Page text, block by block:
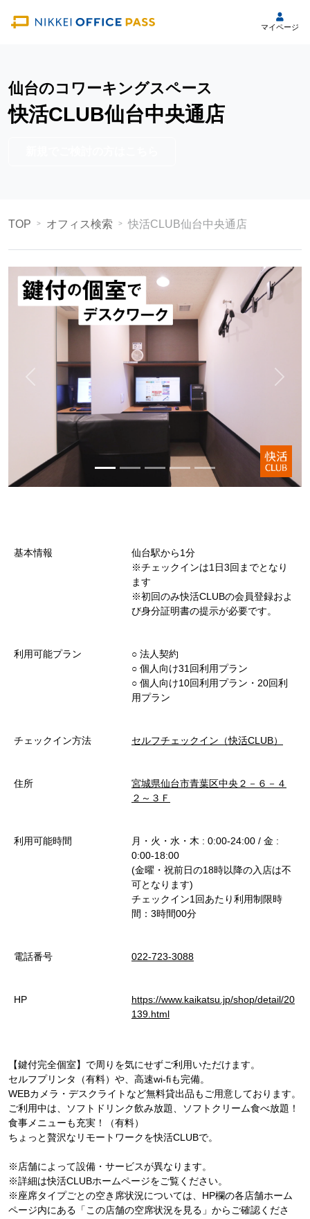
マイページ
仙台のコワーキングスペース
快活CLUB仙台中央通店
TOP オフィス検索 快活CLUB仙台中央通店
基本情報
仙台駅から1分
※チェックインは1日3回までとなり
ます
※初回のみ快活CLUBの会員登録およ
び身分証明書の提示が必要です。
利用可能プラン
○︎ 法人契約
○︎ 個人向け31回利用プラン
○︎ 個人向け10回利用プラン・20回利
用プラン
チェックイン方法 セルフチェックイン（快活CLUB）
住所
宮城県仙台市青葉区中央２－６－４
２～３Ｆ
利用可能時間
月・火・水・木 : 0:00-24:00 / 金 :
0:00-18:00
(金曜・祝前日の18時以降の入店は不
可となります)
チェックイン1回あたり利用制限時
間：3時間00分
電話番号 022-723-3088
HP
https://www.kaikatsu.jp/shop/detail/20
139.html
【鍵付完全個室】で周りを気にせずご利用いただけます。
セルフプリンタ（有料）や、高速wi-fiも完備。
WEBカメラ・デスクライトなど無料貸出品もご用意しております。
ご利用中は、ソフトドリンク飲み放題、ソフトクリーム食べ放題！
食事メニューも充実！（有料）
ちょっと贅沢なリモートワークを快活CLUBで。
※店舗によって設備・サービスが異なります。
※詳細は快活CLUBホームページをご覧ください。
※座席タイプごとの空き席状況については、HP欄の各店舗ホーム
ページ内にある「この店舗の空席状況を見る」からご確認くださ